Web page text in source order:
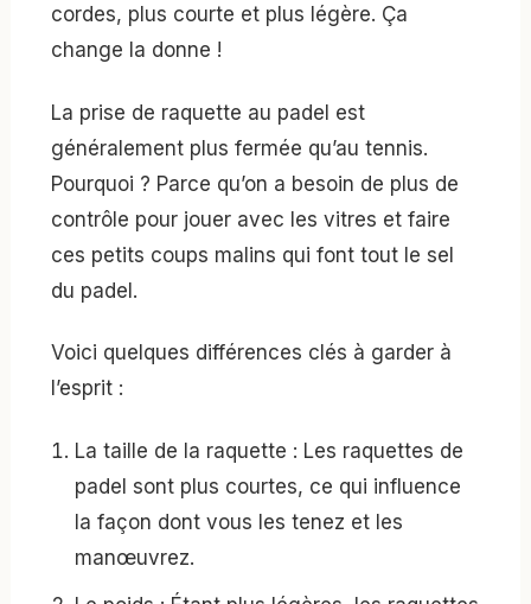
cordes, plus courte et plus légère. Ça
change la donne !
La prise de raquette au padel est
généralement plus fermée qu’au tennis.
Pourquoi ? Parce qu’on a besoin de plus de
contrôle pour jouer avec les vitres et faire
ces petits coups malins qui font tout le sel
du padel.
Voici quelques différences clés à garder à
l’esprit :
La taille de la raquette : Les raquettes de
padel sont plus courtes, ce qui influence
la façon dont vous les tenez et les
manœuvrez.